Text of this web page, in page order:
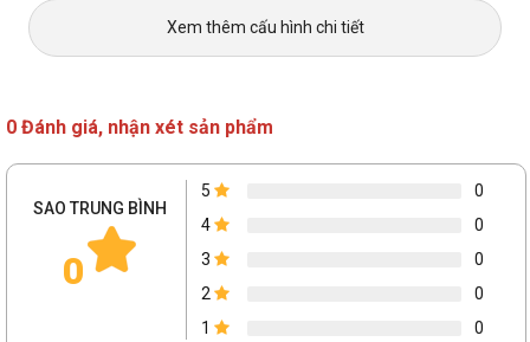
Xem thêm cấu hình chi tiết
0 Đánh giá, nhận xét sản phẩm
SAO TRUNG BÌNH
0
5
0
4
0
3
0
2
0
1
0